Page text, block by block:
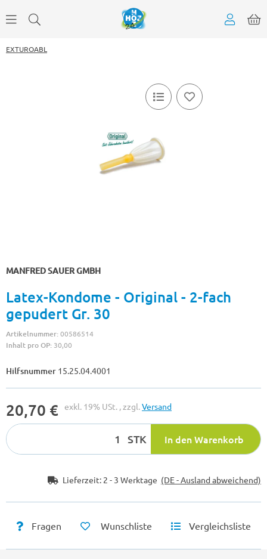
EXTUROABL
MANFRED SAUER GMBH
Latex-Kondome - Original - 2-fach
gepudert Gr. 30
Artikelnummer:00586514
Inhalt pro OP: 30,00
Hilfsnummer 15.25.04.4001
20,70 € exkl. 19% USt. , zzgl.Versand
STK In den Warenkorb
Lieferzeit: 2 - 3 Werktage (DE - Ausland abweichend)
Fragen Wunschliste Vergleichsliste